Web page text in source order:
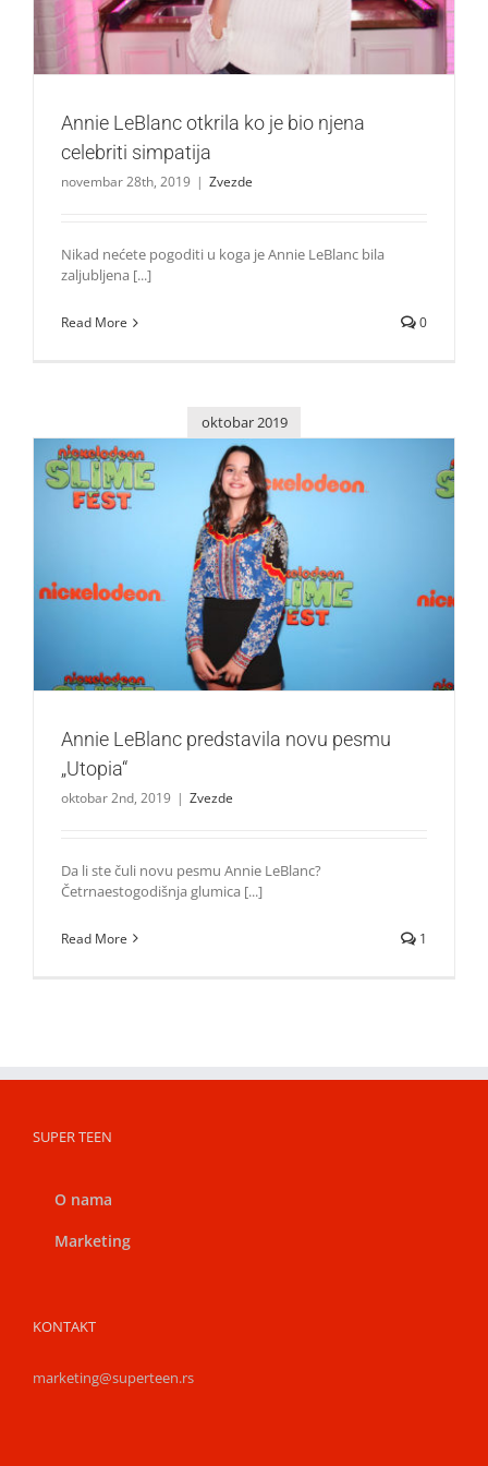
Annie LeBlanc otkrila ko je bio njena
celebriti simpatija
novembar 28th, 2019 | Zvezde
Nikad nećete pogoditi u koga je Annie LeBlanc bila
zaljubljena [...]
Read More 0
oktobar 2019
Annie LeBlanc predstavila novu pesmu „Utopia“
Zvezde
Annie LeBlanc predstavila novu pesmu
„Utopia“
oktobar 2nd, 2019 | Zvezde
Da li ste čuli novu pesmu Annie LeBlanc?
Četrnaestogodišnja glumica [...]
Read More 1
SUPER TEEN
O nama
Marketing
KONTAKT
marketing@superteen.rs